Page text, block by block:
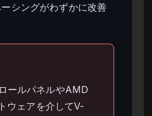
シングがわずかに改善
ールパネルやAMD
ウェアを介してV-